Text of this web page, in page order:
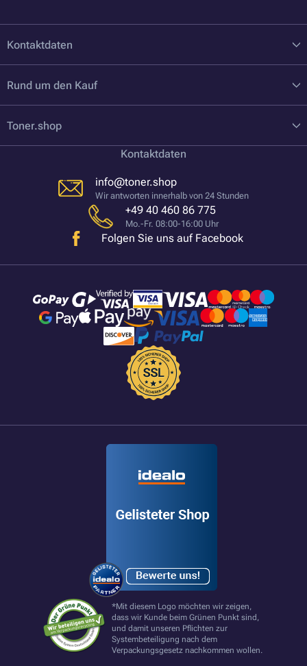
Kontaktdaten
Rund um den Kauf
Toner.shop
Kontaktdaten
info@toner.shop
Wir antworten innerhalb von 24 Stunden
+49 40 460 86 775
Mo.-Fr. 08:00-16:00 Uhr
Folgen Sie uns auf Facebook
*Mit diesem Logo möchten wir zeigen,
dass wir Kunde beim Grünen Punkt sind,
und damit unseren Pflichten zur
Systembeteiligung nach dem
Verpackungsgesetz nachkommen wollen.